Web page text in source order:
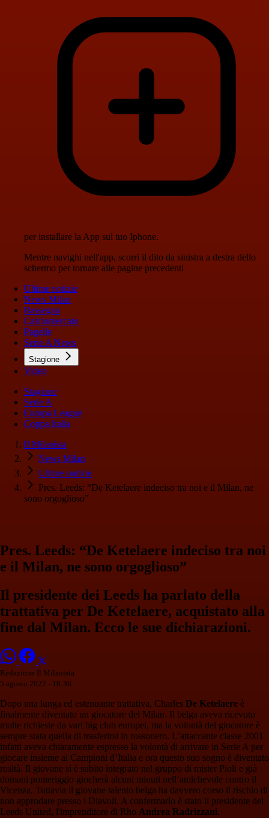
per installare la App sul tuo Iphone.
Mentre navighi nell'app, scorri il dito da sinistra a destra dello
schermo per tornare alle pagine precedenti
Ultime notizie
News Milan
Rassegna
Calciomercato
Pagelle
Serie A News
Stagione
Video
Stagione
Serie A
Europa League
Coppa Italia
Il Milanista
News Milan
Ultime notizie
Pres. Leeds: “De Ketelaere indeciso tra noi e il Milan, ne
sono orgoglioso”
Pres. Leeds: “De Ketelaere indeciso tra noi
e il Milan, ne sono orgoglioso”
Il presidente dei Leeds ha parlato della
trattativa per De Ketelaere, acquistato alla
fine dal Milan. Ecco le sue dichiarazioni.
Redazione Il Milanista
5 agosto 2022 - 18:36
Dopo una lunga ed estenuante trattativa, Charles De Ketelaere è
finalmente diventato un giocatore del Milan. Il belga aveva ricevuto
molte richieste da vari big club europei, ma la volontà del giocatore è
sempre stata quella di trasferirsi in rossonero. L’attaccante classe 2001
infatti aveva chiaramente espresso la volontà di arrivare in Serie A per
giocare insieme ai Campioni d’Italia e ora questo suo sogno è diventato
realtà. Il giovane si è subito integrato nel gruppo di mister Pioli e già
domani pomeriggio giocherà alcuni minuti nell’amichevole contro il
Vicenza. Tuttavia il giovane talento belga ha davvero corso il rischio di
non approdare presso i Diavoli. A confermarlo è stato il presidente del
Leeds United, l'imprenditore di Rho Andrea Radrizzani.